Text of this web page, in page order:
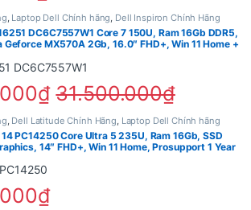
thị rộng giúp:
dung hơn
sổ tiện lợi
trí thoải mái
HD mang lại hình ảnh sắc nét hơn
truyền thống. Văn bản hiển thị rõ
khi làm việc lâu.
, Laptop Dell Chính hãng, Dell Inspiron Chính Hãng
DC6C7557W1 Core 7 150U, Ram 16Gb DDR5,
Geforce MX570A 2Gb, 16.0″ FHD+, Win 11 Home +
Pro Support – Silver
₫ 31.500.000₫
Dell Latitude Chính Hãng Laptop Dell Chính hãng
PC14250 Core Ultra 5 235U, Ram 16Gb, SSD
14″ FHD+, Win 11 Home, Prosupport 1 Year
₫